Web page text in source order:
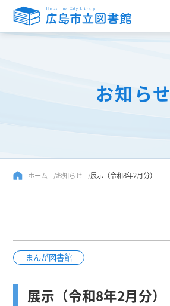
お知らせ
ホーム お知らせ 展示（令和8年2月分）
まんが図書館
展示（令和8年2月分）